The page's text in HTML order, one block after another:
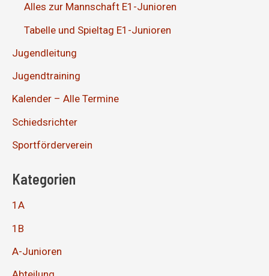
Alles zur Mannschaft E1-Junioren
Tabelle und Spieltag E1-Junioren
Jugendleitung
Jugendtraining
Kalender – Alle Termine
Schiedsrichter
Sportförderverein
Kategorien
1A
1B
A-Junioren